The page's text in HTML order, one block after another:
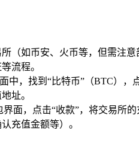
（如币安、火币等，但需注
流程。
中，找到“比特币”（BTC），
址。
面，点击“收款”，将交易所
充值金额等）。